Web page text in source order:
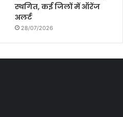
स्थगित, कई जिलों में ऑरेंज
अलर्ट
28/07/2026